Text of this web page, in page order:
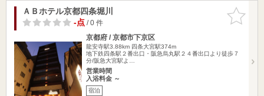
お気に入
りに追加
ＡＢホテル京都四条堀川
-点/ 0 件
京都府 / 京都市下京区
龍安寺駅3.88km 四条大宮駅374m
地下鉄四条駅２番出口・阪急烏丸駅２４番出口より徒歩７
分/阪急大宮駅よ…
営業時間
入浴料金 ～
宿泊